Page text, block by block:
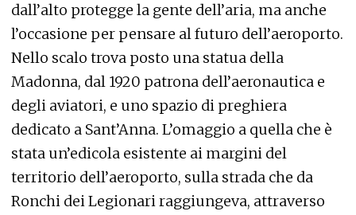
dall’alto protegge la gente dell’aria, ma anche
l’occasione per pensare al futuro dell’aeroporto.
Nello scalo trova posto una statua della
Madonna, dal 1920 patrona dell’aeronautica e
degli aviatori, e uno spazio di preghiera
dedicato a Sant’Anna. L’omaggio a quella che è
stata un’edicola esistente ai margini del
territorio dell’aeroporto, sulla strada che da
Ronchi dei Legionari raggiungeva, attraverso